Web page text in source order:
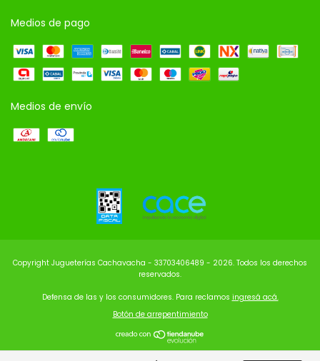
Medios de pago
Medios de envío
Copyright Jugueterías Cachavacha - 33703406489 - 2026. Todos los derechos
reservados.
Defensa de las y los consumidores. Para reclamos ingresá acá.
Botón de arrepentimiento